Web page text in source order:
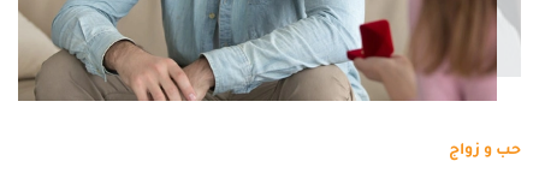
حب و زواج